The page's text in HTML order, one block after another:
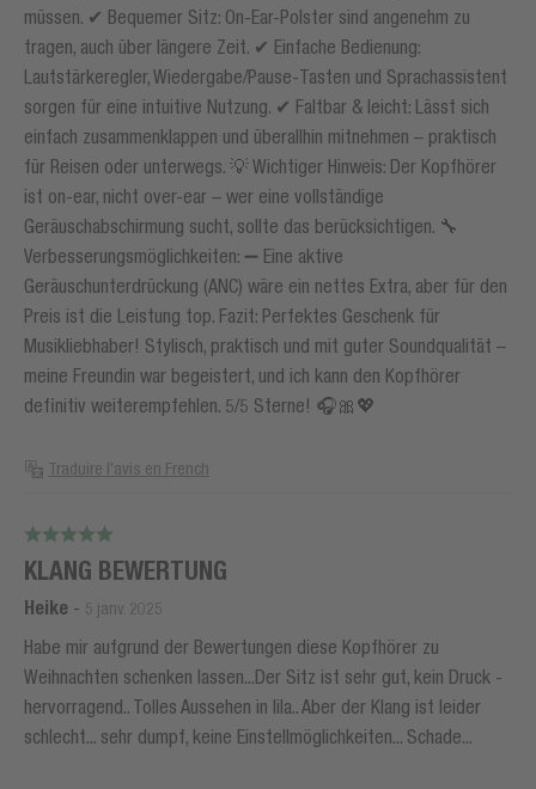
müssen. ✔ Bequemer Sitz: On-Ear-Polster sind angenehm zu
tragen, auch über längere Zeit. ✔ Einfache Bedienung:
Lautstärkeregler, Wiedergabe/Pause-Tasten und Sprachassistent
sorgen für eine intuitive Nutzung. ✔ Faltbar & leicht: Lässt sich
einfach zusammenklappen und überallhin mitnehmen – praktisch
für Reisen oder unterwegs. 💡 Wichtiger Hinweis: Der Kopfhörer
ist on-ear, nicht over-ear – wer eine vollständige
Geräuschabschirmung sucht, sollte das berücksichtigen. 🔧
Verbesserungsmöglichkeiten: ➖ Eine aktive
Geräuschunterdrückung (ANC) wäre ein nettes Extra, aber für den
Preis ist die Leistung top. Fazit: Perfektes Geschenk für
Musikliebhaber! Stylisch, praktisch und mit guter Soundqualität –
meine Freundin war begeistert, und ich kann den Kopfhörer
definitiv weiterempfehlen. 5/5 Sterne! 🎧🎀💖
Traduire l'avis en French
KLANG BEWERTUNG
Heike - 5 janv. 2025
Habe mir aufgrund der Bewertungen diese Kopfhörer zu
Weihnachten schenken lassen...Der Sitz ist sehr gut, kein Druck -
hervorragend.. Tolles Aussehen in lila.. Aber der Klang ist leider
schlecht... sehr dumpf, keine Einstellmöglichkeiten... Schade...